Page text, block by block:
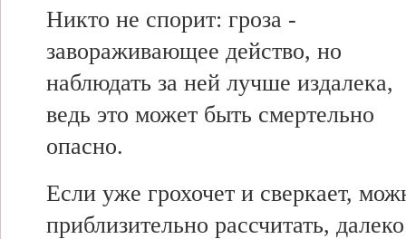
Никто не спорит: гроза -
завораживающее действо, но
наблюдать за ней лучше издалека,
ведь это может быть смертельно
опасно.
Если уже грохочет и сверкает,
приблизительно рассчитать,